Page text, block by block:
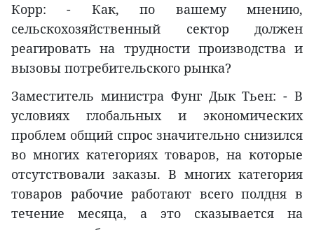
Корр: - Как, по вашему мнению,
сельскохозяйственный сектор должен
реагировать на трудности производства и
вызовы потребительского рынка?
Заместитель министра Фунг Дык Тьен: - В
условиях глобальных и экономических
проблем общий спрос значительно снизился
во многих категориях товаров, на которые
отсутствовали заказы. В многих категория
товаров рабочие работают всего полдня в
течение месяца, а это сказывается на